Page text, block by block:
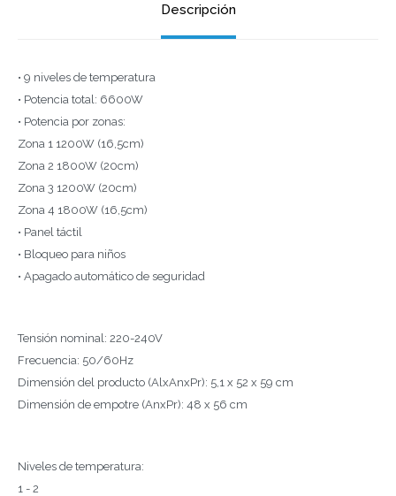
Descripción
• 9 niveles de temperatura
• Potencia total: 6600W
• Potencia por zonas:
Zona 1 1200W (16,5cm)
Zona 2 1800W (20cm)
Zona 3 1200W (20cm)
Zona 4 1800W (16,5cm)
• Panel táctil
• Bloqueo para niños
• Apagado automático de seguridad
Tensión nominal: 220-240V
Frecuencia: 50/60Hz
Dimensión del producto (AlxAnxPr): 5,1 x 52 x 59 cm
Dimensión de empotre (AnxPr): 48 x 56 cm
Niveles de temperatura:
1 - 2